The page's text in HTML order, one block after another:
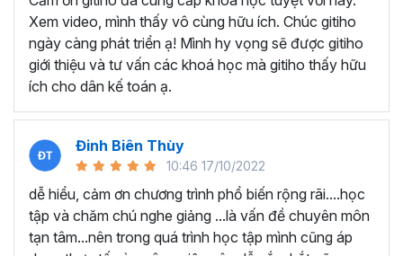
Học nhanh nhưng nhớ lâu bởi luôn có các bài tập
thực hành kèm với lý thuyết.
Các video bài giảng được xây dựng dựa trên các
chủ đề cụ thể, đồng thời chú trọng tối đa đến tính
ứng dụng cao. Đặc biệt, bộ videocác thủ thuật
khác, phù hợp với tất cả mọi đối tượng muốn tỏa
sáng nơi công sở với thủ thuật Excel nâng cao thông
minh và tạo kết quả bất ngờ trong công việc.
Bạn sẽ tự tin xử lý được mọi việc trên các công cụ
Excel một cách chuyên nghiệp giúp đẩy nhân được
Xem video, mình thấy vô cùng hữu ích. Chúc gitiho
ngày càng phát triển ạ! Mình hy vọng sẽ được gitiho
giới thiệu và tư vấn các khoá học mà gitiho thấy hữu
ích cho dân kế toán ạ.
Đinh Biên Thùy
10:46 17/10/2022
dễ hiểu, cảm ơn chương trình phổ biến rộng rãi....học
tập và chăm chú nghe giảng ...là vấn đề chuyên môn
tạn tâm...nên trong quá trình học tập mình cũng áp